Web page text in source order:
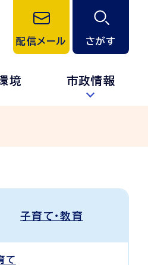
配信メール さがす
境 市政情報
子育て・教育
て